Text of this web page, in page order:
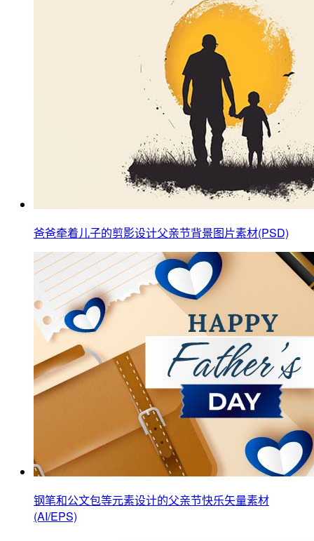
爸爸牵着儿子的剪影设计父亲节背景图片素材(PSD)
钢笔和公文包等元素设计的父亲节快乐矢量素材
(AI/EPS)